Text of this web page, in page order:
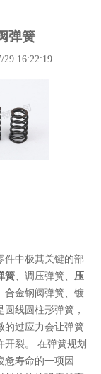
弹簧
16:22:19
中极其关键的部
簧、调压弹簧、 压
合金钢阀弹簧、镀
线圆柱形弹簧，
的过应力会让弹簧
开裂。 在弹簧规划
惫寿命的一项因